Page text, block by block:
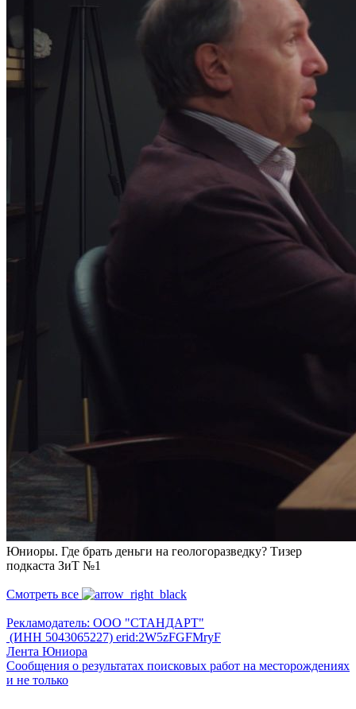
Юниоры. Где брать деньги на геологоразведку? Тизер
подкаста ЗиТ №1
Смотреть все
Рекламодатель: ООО "СТАНДАРТ"
(ИНН 5043065227) erid:2W5zFGFMryF
Лента Юниора
Сообщения о результатах поисковых работ на месторождениях
и не только